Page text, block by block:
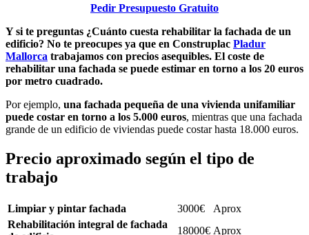
Pedir Presupuesto Gratuito
Y si te preguntas ¿Cuánto cuesta rehabilitar la fachada de un
edificio? No te preocupes ya que en Construplac Pladur
Mallorca trabajamos con precios asequibles. El coste de
rehabilitar una fachada se puede estimar en torno a los 20 euros
por metro cuadrado.
Por ejemplo, una fachada pequeña de una vivienda unifamiliar
puede costar en torno a los 5.000 euros, mientras que una fachada
grande de un edificio de viviendas puede costar hasta 18.000 euros.
Precio aproximado según el tipo de
trabajo
Limpiar y pintar fachada 3000€
Aprox
Rehabilitación integral de fachada
18000€ Aprox